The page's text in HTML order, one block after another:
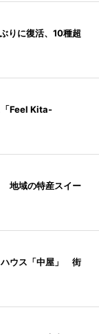
りに復活、10種超
「Feel Kita-
地域の特産スイー
ハウス「中屋」 街